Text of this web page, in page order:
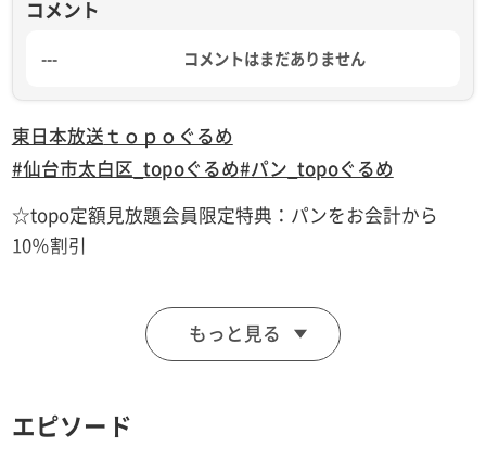
コメント
--- コメントはまだありません
東日本放送 ｔｏｐｏぐるめ
#仙台市太白区_topoぐるめ#パン_topoぐるめ
☆topo定額見放題会員限定特典：パンをお会計から
10％割引
【住所】仙台市太白区泉崎1-20-11
【電話番号】022-244-8668
【定休日】日曜
もっと見る
エピソード